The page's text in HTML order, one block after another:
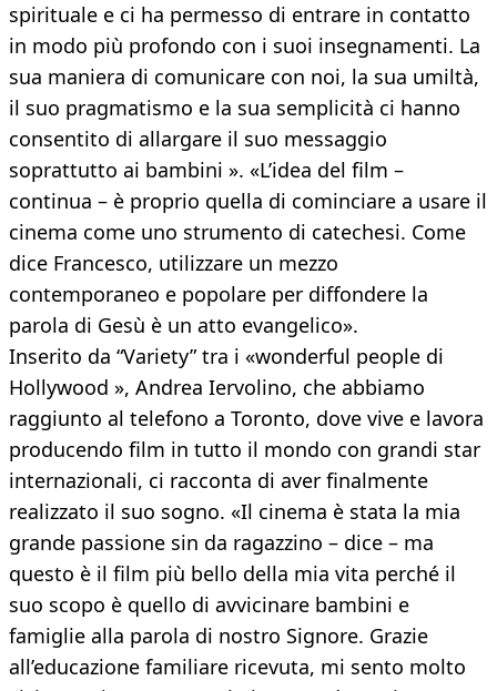
spirituale e ci ha permesso di entrare in contatto
in modo più profondo con i suoi insegnamenti. La
sua maniera di comunicare con noi, la sua umiltà,
il suo pragmatismo e la sua semplicità ci hanno
consentito di allargare il suo messaggio
soprattutto ai bambini ». «L’idea del film –
continua – è proprio quella di cominciare a usare il
cinema come uno strumento di catechesi. Come
dice Francesco, utilizzare un mezzo
contemporaneo e popolare per diffondere la
parola di Gesù è un atto evangelico».
Inserito da “Variety” tra i «wonderful people di
Hollywood », Andrea Iervolino, che abbiamo
raggiunto al telefono a Toronto, dove vive e lavora
producendo film in tutto il mondo con grandi star
internazionali, ci racconta di aver finalmente
realizzato il suo sogno. «Il cinema è stata la mia
grande passione sin da ragazzino – dice – ma
questo è il film più bello della mia vita perché il
suo scopo è quello di avvicinare bambini e
famiglie alla parola di nostro Signore. Grazie
all’educazione familiare ricevuta, mi sento molto